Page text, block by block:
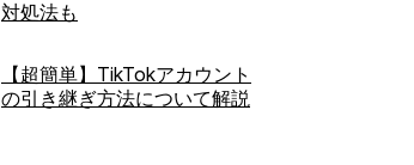
対処法も
【超簡単】TikTokアカウント
の引き継ぎ方法について解説